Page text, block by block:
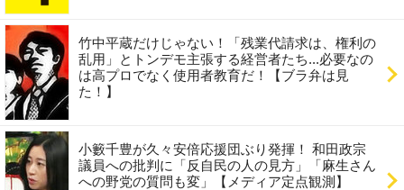
竹中平蔵だけじゃない！「残業代請求は、権利の
乱用」とトンデモ主張する経営者たち...必要なの
は高プロでなく使用者教育だ！【ブラ弁は見
た！】
小籔千豊が久々安倍応援団ぶり発揮！ 和田政宗
議員への批判に「反自民の人の見方」「麻生さん
への野党の質問も変」【メディア定点観測】